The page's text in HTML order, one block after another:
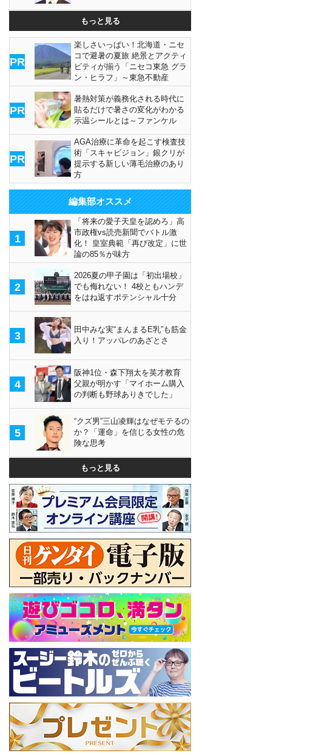
もっと見る
PR
楽しさいっぱい！北海道・ニセ
コで避暑の夏旅 絶景とアクティ
ビティが揃う「ニセコ東急 グラ
ン・ヒラフ」～東急不動産
PR
暑熱対策が義務化される時代に
貼るだけで暑さの変化がわかる
示温シールとは～ファンケル
PR
AGA治療に革命を起こす検査技
術「スキャビジョン」銀クリが
提示する新しい薄毛治療のあり
方
編集部オススメ
1
「将来の愛子天皇を認めろ」高
市政権vs読売新聞でバトル激
化！ 皇室典範「再び改定」に世
論の85％が味方
2
2026夏の甲子園は「初出場校」
でも侮れない！ 4校ともハンデ
をはね返すポテンシャル十分
3
田中みな実“まんまるE乳”も筋金
入り！アッパレのあざとさ
4
阪神1位・森下翔太を英才教育
父親が明かす「マイホーム購入
の判断も野球ありきでした」
5
“クズ男”三山凌輝はなぜモテるの
か？「運命」を信じる女性の危
険な思考
もっと見る